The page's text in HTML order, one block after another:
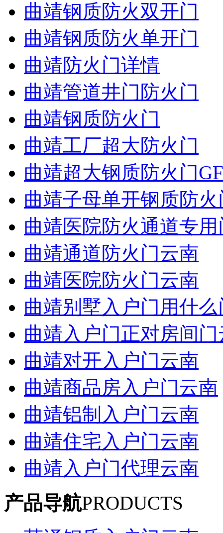
曲靖钢质防火双开门
曲靖钢质防火单开门
曲靖防火门详情
曲靖管道井门防火门
曲靖钢质防火门
曲靖工厂超大防火门
曲靖超大钢质防火门
曲靖子母单开钢质防火
曲靖医院防火通道专用
曲靖通道防火门云南
曲靖医院防火门云南
曲靖别墅入户门用什
曲靖入户门正对房间门
曲靖对开入户门云南
曲靖商品房入户门云南
曲靖铝制入户门云南
曲靖住宅入户门云南
曲靖入户门代理云南
产品导航PRODUCTS